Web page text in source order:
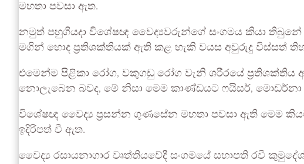
මහතා පවසා ඇත.
නමුත් පහුගියදා විශේෂඥ වෛද්‍යවරුන්ගේ සංගමය කියා
මගින් හොද ප‍්‍රතිශක්තියක් ඇති කළ හැකි වයස අවුරුදු විස්සත්
එමෙන්ම පිළිකා රෝග, වකුගඩු රෝග වැනි ශරීරයේ ප‍්‍රතිශක්තිය
නොලැබෙන බවද, මේ නිසා මෙම කාණ්ඩයට ෆයිසර්,
විශේෂඥ වෛද්‍ය ප්‍රසන්න ගුණසේන මහතා පවසා ඇති මෙම
ඉදිරිපත් වී ඇත.
වෛද්‍ය රසායනාගාර වෘත්තියවේදී සංගමයේ සභාපති රවී